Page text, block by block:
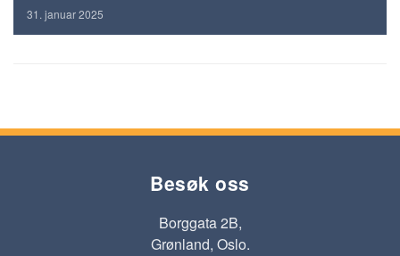
31. januar 2025
Besøk oss
Borggata 2B,
Grønland, Oslo.